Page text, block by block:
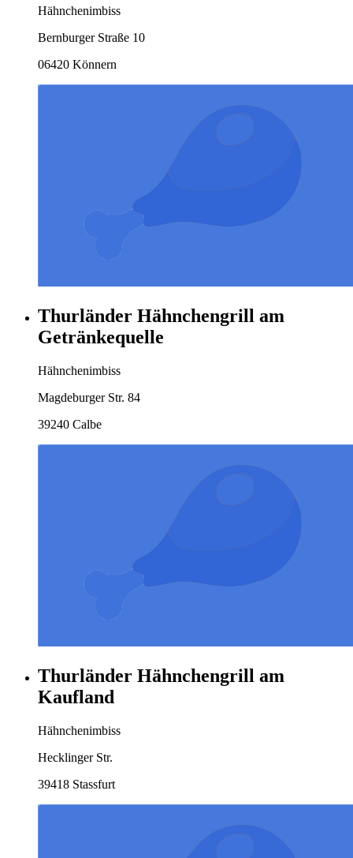
Hähnchenimbiss
Bernburger Straße 10
06420 Könnern
Thurländer Hähnchengrill am
Getränkequelle
Hähnchenimbiss
Magdeburger Str. 84
39240 Calbe
Thurländer Hähnchengrill am
Kaufland
Hähnchenimbiss
Hecklinger Str.
39418 Stassfurt